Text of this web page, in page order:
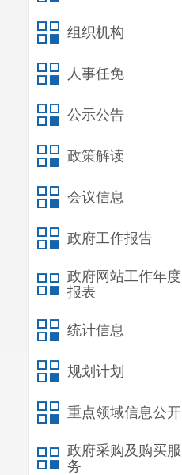
组织机构
人事任免
公示公告
政策解读
会议信息
政府工作报告
政府网站工作年度
报表
统计信息
规划计划
重点领域信息公开
政府采购及购买服
务